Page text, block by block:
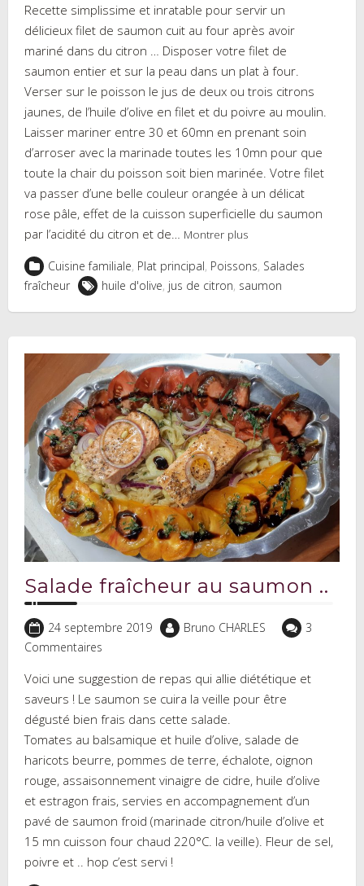
Recette simplissime et inratable pour servir un
délicieux filet de saumon cuit au four après avoir
mariné dans du citron … Disposer votre filet de
saumon entier et sur la peau dans un plat à four.
Verser sur le poisson le jus de deux ou trois citrons
jaunes, de l’huile d’olive en filet et du poivre au moulin.
Laisser mariner entre 30 et 60mn en prenant soin
d’arroser avec la marinade toutes les 10mn pour que
toute la chair du poisson soit bien marinée. Votre filet
va passer d’une belle couleur orangée à un délicat
rose pâle, effet de la cuisson superficielle du saumon
par l’acidité du citron et de…
Montrer plus
Cuisine familiale, Plat principal, Poissons, Salades
fraîcheur
huile d'olive, jus de citron, saumon
Salade fraîcheur au saumon ..
24 septembre 2019 Bruno CHARLES
3
Commentaires
Voici une suggestion de repas qui allie diététique et
saveurs ! Le saumon se cuira la veille pour être
dégusté bien frais dans cette salade.
Tomates au balsamique et huile d’olive, salade de
haricots beurre, pommes de terre, échalote, oignon
rouge, assaisonnement vinaigre de cidre, huile d’olive
et estragon frais, servies en accompagnement d’un
pavé de saumon froid (marinade citron/huile d’olive et
15 mn cuisson four chaud 220°C. la veille). Fleur de sel,
poivre et .. hop c’est servi !